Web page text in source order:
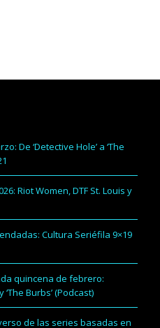
De ‘Detective Hole’ a ‘The
Riot Women, DTF St. Louis y
Cultura Seriéfila 9×19
quincena de febrero:
‘The Burbs’ (Podcast)
de las series basadas en